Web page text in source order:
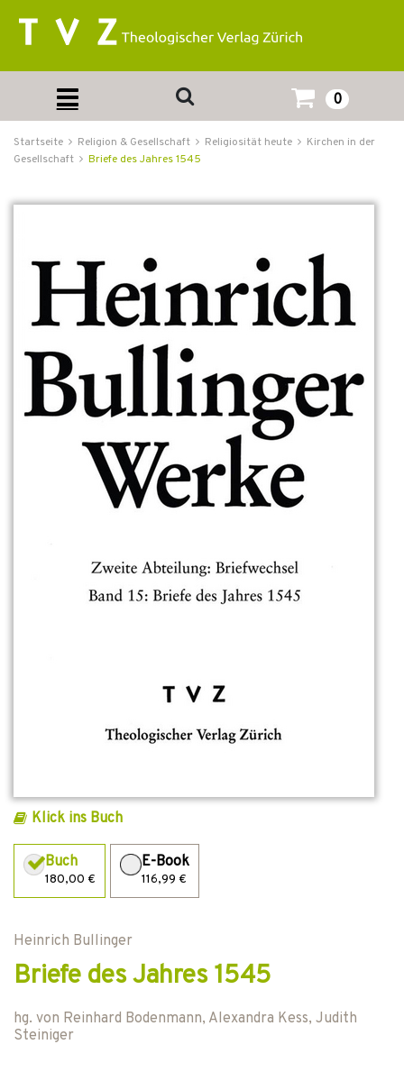
0
Startseite Religion & Gesellschaft Religiosität heute
Kirchen in der
Gesellschaft
Briefe des Jahres 1545
Klick ins Buch
Buch
180,00 €
E-Book
116,99 €
Heinrich Bullinger
Briefe des Jahres 1545
hg. von Reinhard Bodenmann, Alexandra Kess, Judith
Steiniger